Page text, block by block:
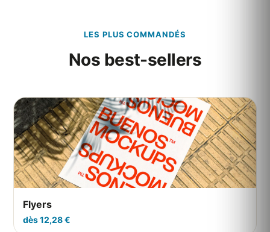
LES PLUS COMMANDÉS
Nos best-sellers
Flyers
dès 12,28 €